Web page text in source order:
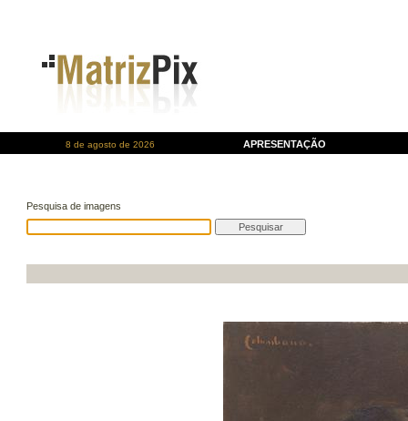
8 de agosto de 2026 APRESENTAÇÃO
Pesquisa de imagens